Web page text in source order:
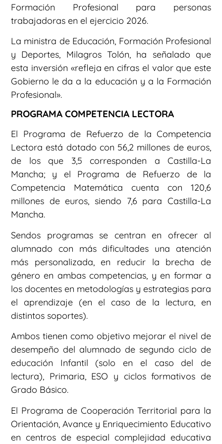
Formación Profesional para personas
trabajadoras en el ejercicio 2026.
La ministra de Educación, Formación Profesional
y Deportes, Milagros Tolón, ha señalado que
esta inversión «refleja en cifras el valor que este
Gobierno le da a la educación y a la Formación
Profesional».
PROGRAMA COMPETENCIA LECTORA
El Programa de Refuerzo de la Competencia
Lectora está dotado con 56,2 millones de euros,
de los que 3,5 corresponden a Castilla-La
Mancha; y el Programa de Refuerzo de la
Competencia Matemática cuenta con 120,6
millones de euros, siendo 7,6 para Castilla-La
Mancha.
Sendos programas se centran en ofrecer al
alumnado con más dificultades una atención
más personalizada, en reducir la brecha de
género en ambas competencias, y en formar a
los docentes en metodologías y estrategias para
el aprendizaje (en el caso de la lectura, en
distintos soportes).
Ambos tienen como objetivo mejorar el nivel de
desempeño del alumnado de segundo ciclo de
educación Infantil (solo en el caso del de
lectura), Primaria, ESO y ciclos formativos de
Grado Básico.
El Programa de Cooperación Territorial para la
Orientación, Avance y Enriquecimiento Educativo
en centros de especial complejidad educativa